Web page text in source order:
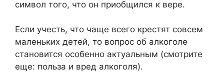
символ того, что он приобщился к вере.
Если учесть, что чаще всего крестят совсем
маленьких детей, то вопрос об алкоголе
становится особенно актуальным (смотрите
еще: польза и вред алкоголя).